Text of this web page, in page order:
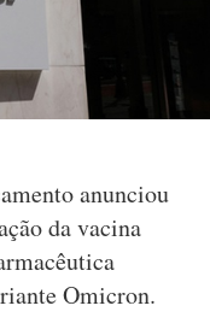
anunciou
da vacina
Omicron.